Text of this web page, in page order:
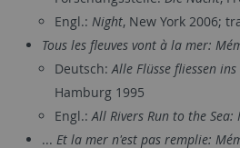
Engl.: Night, New York 2006;
Tous les fleuves vont à la mer:
Deutsch: Alle Flüsse fliessen
Hamburg 1995
Engl.: All Rivers Run to the Sea:
... Et la mer n'est pas remplie: